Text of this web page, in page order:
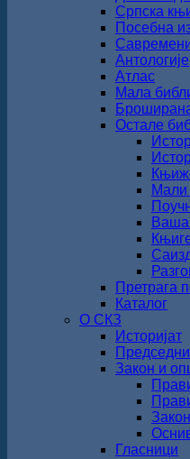
Српска
Посебна
Антологије
Атлас
Мала
Остале
Мали
Ваша
Претрага
Каталог
О СКЗ
Историјат
Закон и
Гласници